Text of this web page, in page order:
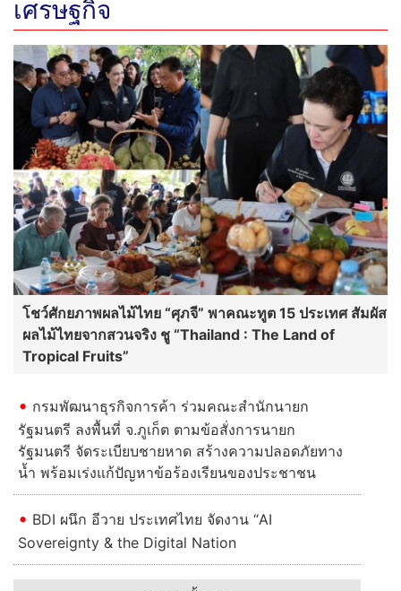
โชว์ศักยภาพผลไม้ไทย “ศุภจี” พาคณะทูต 15 ประเทศ สัมผัส
ผลไม้ไทยจากสวนจริง ชู “Thailand : The Land of
Tropical Fruits”
กรมพัฒนาธุรกิจการค้า ร่วมคณะสำนักนายก
รัฐมนตรี ลงพื้นที่ จ.ภูเก็ต ตามข้อสั่งการนายก
รัฐมนตรี จัดระเบียบชายหาด สร้างความปลอดภัยทาง
น้ำ พร้อมเร่งแก้ปัญหาข้อร้องเรียนของประชาชน
BDI ผนึก อีวาย ประเทศไทย จัดงาน “AI
Sovereignty & the Digital Nation
อ่านต่อทั้งหมด
บันเทิง